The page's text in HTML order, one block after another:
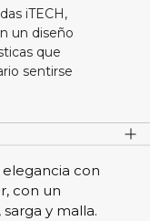
iTECH,
un diseño
que
sentirse
con
con un
y malla.